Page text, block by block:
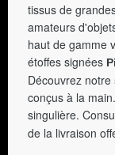
tissus de
amateurs
haut de gamme
étoffes signées
Découvrez
conçus à la
singulière.
de la livraison